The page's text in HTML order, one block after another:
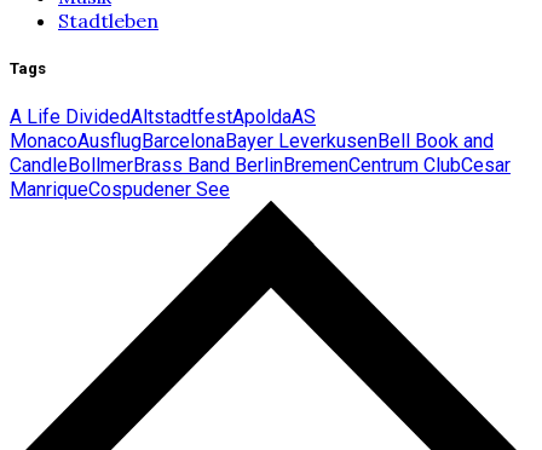
Stadtleben
Tags
A Life DividedAltstadtfestApoldaAS
MonacoAusflugBarcelonaBayer LeverkusenBell Book and
CandleBollmerBrass Band BerlinBremenCentrum ClubCesar
ManriqueCospudener See